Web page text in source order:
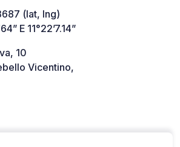
(lat, lng)
E 11°22’7.14”
10
Vicentino,